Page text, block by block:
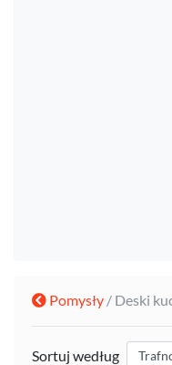
Pomysły / Deski
Sortuj według